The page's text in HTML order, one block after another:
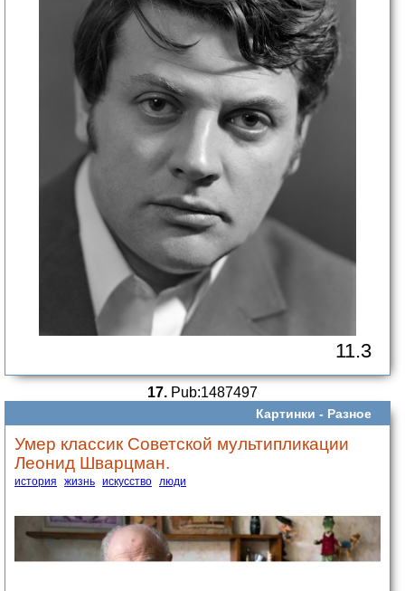
11.3
17. Pub:1487497
Картинки - Разное
Умер классик Советской мультипликации
Леонид Шварцман.
история жизнь искусство люди